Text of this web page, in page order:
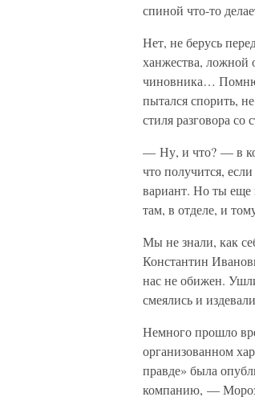
спиной что-то
Нет, не берусь
ханжества, ложной
чиновника… Помню
пытался спорить,
стиля разговора
— Ну, и что? — в
что получится,
вариант. Но ты еще
там, в отделе, и
Мы не знали, как
Константин
нас не обижен.
смеялись и
Немного прошло
организованном
правде» была
компанию, —